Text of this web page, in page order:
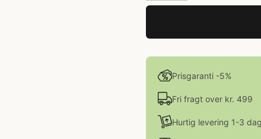
Prisgaranti -5%
Fri fragt over kr. 499
Hurtig levering 1-3